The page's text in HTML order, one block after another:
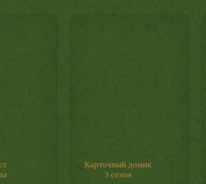
Карточный домик
3 сезон